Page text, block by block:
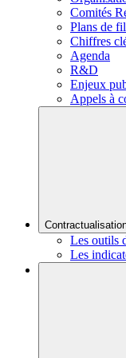
Comités
Plans de
Chiffres
Agenda
R&D
Enjeux
Appels à
Les outils
Les